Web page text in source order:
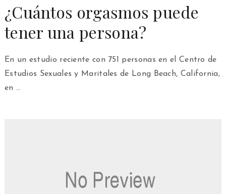
¿Cuántos orgasmos puede
tener una persona?
En un estudio reciente con 751 personas en el Centro de
Estudios Sexuales y Maritales de Long Beach, California,
en …